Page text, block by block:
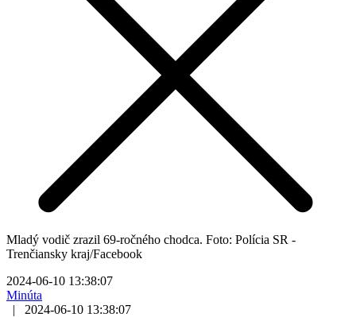
Mladý vodič zrazil 69-ročného chodca. Foto: Polícia SR -
Trenčiansky kraj/Facebook
2024-06-10 13:38:07
Minúta
|
2024-06-10 13:38:07